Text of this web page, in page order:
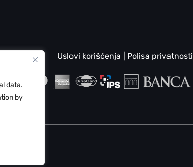
data.
by
Uslovi korišćenja Polisa privatnosti